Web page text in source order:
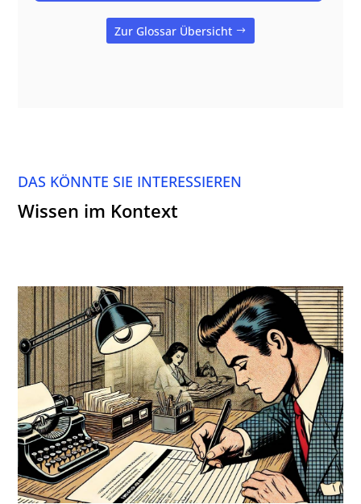
Zur Glossar Übersicht
DAS KÖNNTE SIE INTERESSIEREN
Wissen im Kontext